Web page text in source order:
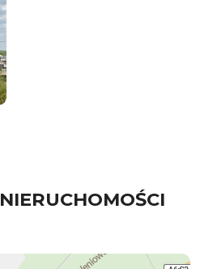
NIERUCHOMOŚCI